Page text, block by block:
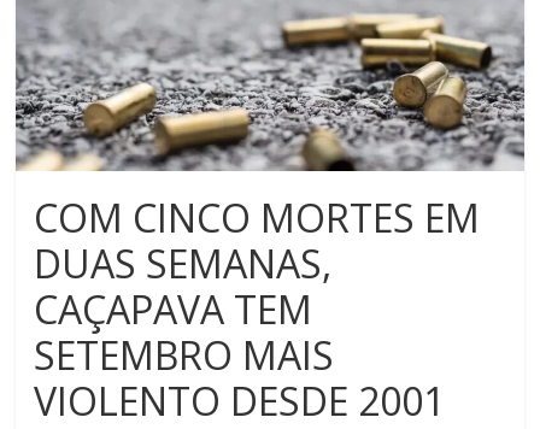
COM CINCO MORTES EM
DUAS SEMANAS,
CAÇAPAVA TEM
SETEMBRO MAIS
VIOLENTO DESDE 2001